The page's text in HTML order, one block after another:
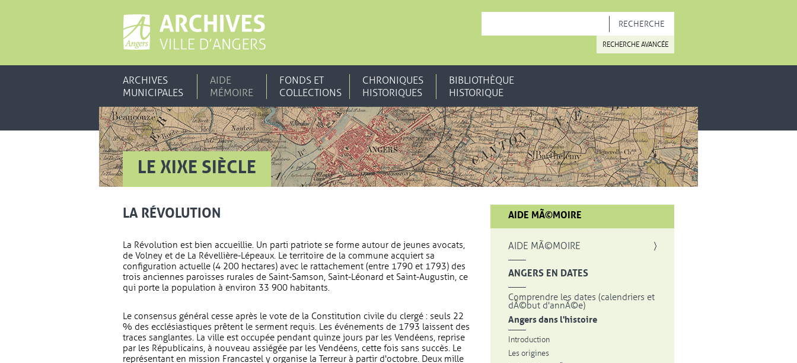
RECHERCHE AVANCÉE
ARCHIVES
MUNICIPALES
AIDE
MÉMOIRE
FONDS ET
COLLECTIONS
CHRONIQUES
HISTORIQUES
BIBLIOTHÈQUE
HISTORIQUE
LE XIXE SIÈCLE
LA RÉVOLUTION
La Révolution est bien accueillie. Un parti patriote se forme autour de jeunes avocats,
de Volney et de La Révellière-Lépeaux. Le territoire de la commune acquiert sa
configuration actuelle (4 200 hectares) avec le rattachement (entre 1790 et 1793) des
trois anciennes paroisses rurales de Saint-Samson, Saint-Léonard et Saint-Augustin, ce
qui porte la population à environ 33 900 habitants.
Le consensus général cesse après le vote de la Constitution civile du clergé : seuls 22
% des ecclésiastiques prêtent le serment requis. Les événements de 1793 laissent des
traces sanglantes. La ville est occupée pendant quinze jours par les Vendéens, reprise
par les Républicains, à nouveau assiégée par les Vendéens, cette fois sans succès. Le
représentant en mission Francastel y organise la Terreur à partir d'octobre. Deux mille
AIDE MÃ©MOIRE
AIDE MÃ©MOIRE
ANGERS EN DATES
Comprendre les dates (calendriers et
dÃ©but d'annÃ©e)
Angers dans l'histoire
Introduction
Les origines